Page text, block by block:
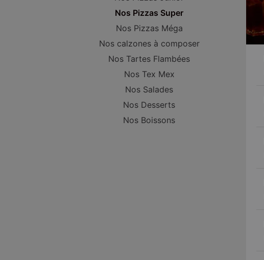
Nos Pizzas Super
Nos Pizzas Méga
Nos calzones à composer
Nos Tartes Flambées
Nos Tex Mex
Nos Salades
Nos Desserts
Nos Boissons